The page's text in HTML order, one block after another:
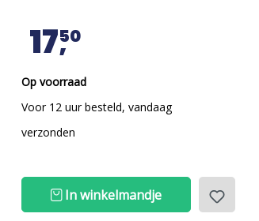
1750
Op voorraad
Voor 12 uur besteld, vandaag
verzonden
In winkelmandje